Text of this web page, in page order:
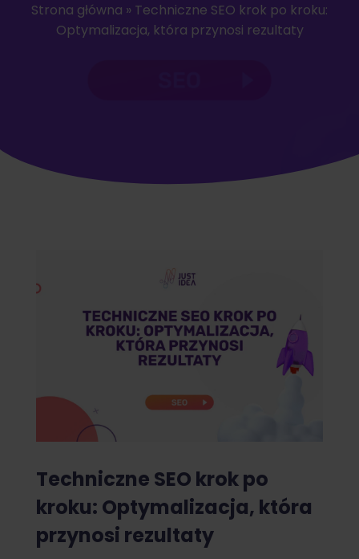
Strona główna » Techniczne SEO krok po kroku:
Optymalizacja, która przynosi rezultaty
Techniczne SEO krok po
kroku: Optymalizacja, która
przynosi rezultaty